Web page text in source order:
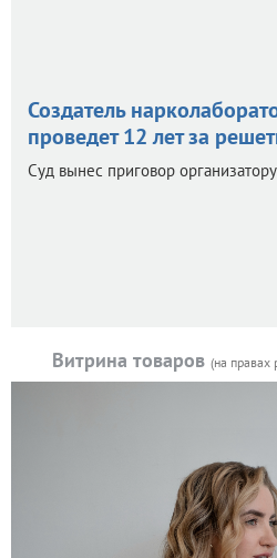
Создатель
проведет 12 лет за
Суд вынес приговор
Витрина товаров (на правах